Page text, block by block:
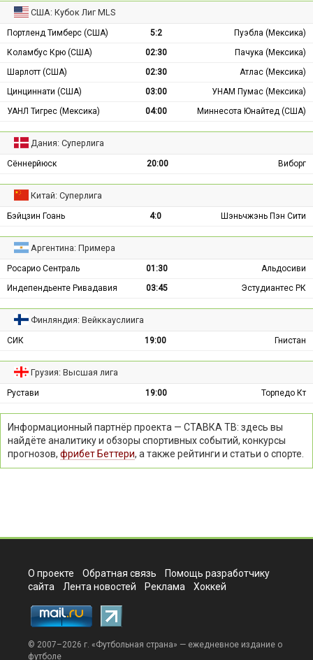
США: Кубок Лиг MLS
Портленд Тимберс (США) 5:2
Пуэбла (Мексика)
Коламбус Крю (США)
02:30
Пачука (Мексика)
Шарлотт (США)
02:30
Атлас (Мексика)
Цинциннати (США)
03:00
УНАМ Пумас (Мексика)
УАНЛ Тигрес (Мексика)
04:00 Миннесота Юнайтед (США)
Дания: Суперлига
Сённерйюск 20:00 Виборг
Китай: Суперлига
Бэйцзин Гоань 4:0 Шэньчжэнь Пэн Сити
Аргентина: Примера
Росарио Сентраль 01:30
Альдосиви
Индепендьенте Ривадавия
03:45 Эстудиантес РК
Финляндия: Вейккауслиига
СИК 19:00 Гнистан
Грузия: Высшая лига
Рустави 19:00 Торпедо Кт
Информационный партнёр проекта — СТАВКА ТВ: здесь вы
найдёте аналитику и обзоры спортивных событий, конкурсы
прогнозов, фрибет Беттери, а также рейтинги и статьи о спорте.
О проекте Обратная связь
Помощь разработчику
сайта
Лента новостей Реклама Хоккей
© 2007–2026 г. «Футбольная страна» — ежедневное издание о
футболе